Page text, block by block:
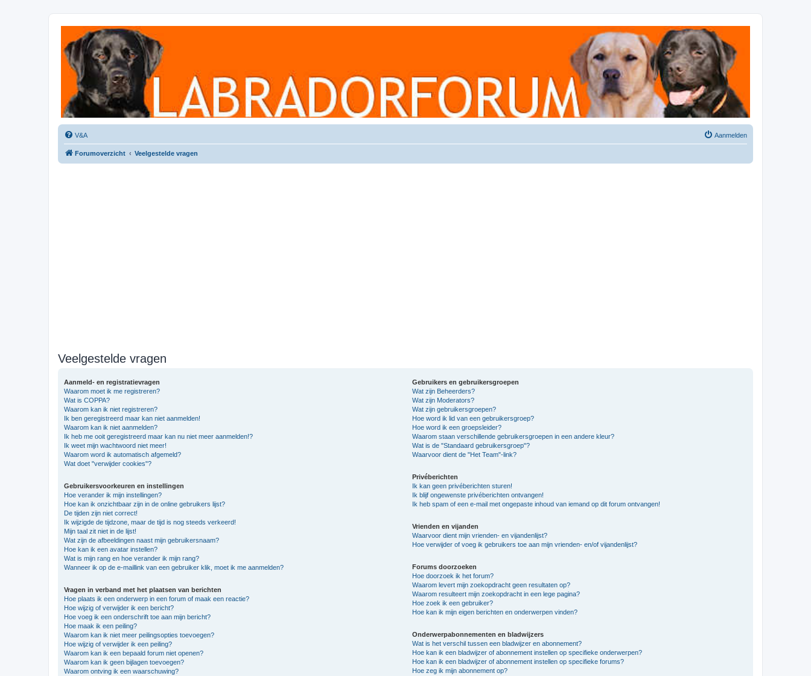
Labradorforum
Het gezelligste Labradorforum van Nederland en België!
V&A Aanmelden
Forumoverzicht Veelgestelde vragen
Veelgestelde vragen
Aanmeld- en registratievragen
Waarom moet ik me registreren?
Wat is COPPA?
Waarom kan ik niet registreren?
Ik ben geregistreerd maar kan niet aanmelden!
Waarom kan ik niet aanmelden?
Ik heb me ooit geregistreerd maar kan nu niet meer aanmelden!?
Ik weet mijn wachtwoord niet meer!
Waarom word ik automatisch afgemeld?
Wat doet "verwijder cookies"?
Gebruikersvoorkeuren en instellingen
Hoe verander ik mijn instellingen?
Hoe kan ik onzichtbaar zijn in de online gebruikers lijst?
De tijden zijn niet correct!
Ik wijzigde de tijdzone, maar de tijd is nog steeds verkeerd!
Mijn taal zit niet in de lijst!
Wat zijn de afbeeldingen naast mijn gebruikersnaam?
Hoe kan ik een avatar instellen?
Wat is mijn rang en hoe verander ik mijn rang?
Wanneer ik op de e-maillink van een gebruiker klik, moet ik me aanmelden?
Vragen in verband met het plaatsen van berichten
Hoe plaats ik een onderwerp in een forum of maak een reactie?
Hoe wijzig of verwijder ik een bericht?
Hoe voeg ik een onderschrift toe aan mijn bericht?
Hoe maak ik een peiling?
Waarom kan ik niet meer peilingsopties toevoegen?
Hoe wijzig of verwijder ik een peiling?
Waarom kan ik een bepaald forum niet openen?
Waarom kan ik geen bijlagen toevoegen?
Waarom ontving ik een waarschuwing?
Gebruikers en gebruikersgroepen
Wat zijn Beheerders?
Wat zijn Moderators?
Wat zijn gebruikersgroepen?
Hoe word ik lid van een gebruikersgroep?
Hoe word ik een groepsleider?
Waarom staan verschillende gebruikersgroepen in een andere kleur?
Wat is de "Standaard gebruikersgroep"?
Waarvoor dient de "Het Team"-link?
Privéberichten
Ik kan geen privéberichten sturen!
Ik blijf ongewenste privéberichten ontvangen!
Ik heb spam of een e-mail met ongepaste inhoud van iemand op dit forum ontvangen!
Vrienden en vijanden
Waarvoor dient mijn vrienden- en vijandenlijst?
Hoe verwijder of voeg ik gebruikers toe aan mijn vrienden- en/of vijandenlijst?
Forums doorzoeken
Hoe doorzoek ik het forum?
Waarom levert mijn zoekopdracht geen resultaten op?
Waarom resulteert mijn zoekopdracht in een lege pagina?
Hoe zoek ik een gebruiker?
Hoe kan ik mijn eigen berichten en onderwerpen vinden?
Onderwerpabonnementen en bladwijzers
Wat is het verschil tussen een bladwijzer en abonnement?
Hoe kan ik een bladwijzer of abonnement instellen op specifieke onderwerpen?
Hoe kan ik een bladwijzer of abonnement instellen op specifieke forums?
Hoe zeg ik mijn abonnement op?